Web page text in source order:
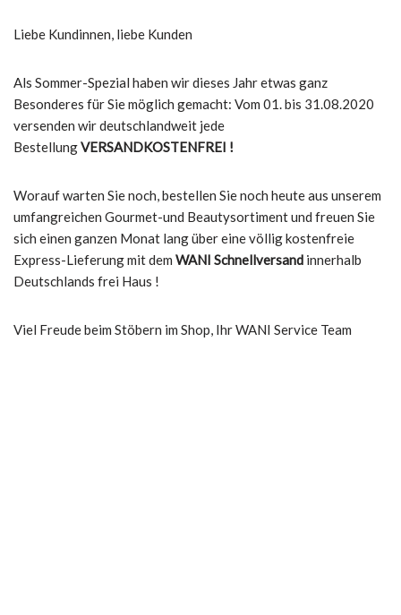
Liebe Kundinnen, liebe Kunden
Als Sommer-Spezial haben wir dieses Jahr etwas ganz
Besonderes für Sie möglich gemacht: Vom 01. bis 31.08.2020
versenden wir deutschlandweit jede
BestellungVERSANDKOSTENFREI !
Worauf warten Sie noch, bestellen Sie noch heute aus unserem
umfangreichen Gourmet-und Beautysortiment und freuen Sie
sich einen ganzen Monat lang über eine völlig kostenfreie
Express-Lieferung mit dem WANI Schnellversand innerhalb
Deutschlands frei Haus !
Viel Freude beim Stöbern im Shop, Ihr WANI Service Team